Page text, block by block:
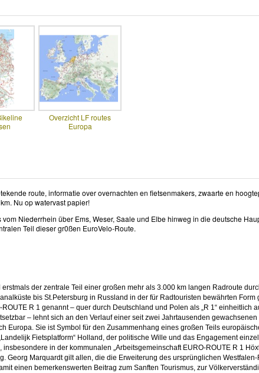
Overzicht LF routes
Europa
route, informatie over overnachten en fietsenmakers, zwaarte en
Nu op watervast papier!
Niederrhein über Ems, Weser, Saale und Elbe hinweg in die deutsche
Teil dieser gr0ßen EuroVelo-Route.
der zentrale Teil einer großen mehr als 3.000 km langen Radroute
bis St.Petersburg in Russland in der für Radtouristen bewährten
R 1 genannt – quer durch Deutschland und Polen als „R 1“ einheitlich
– lehnt sich an den Verlauf einer seit zwei Jahrtausenden
Europa. Sie ist Symbol für den Zusammenhang eines großen Teils
Fietsplatform“ Holland, der politische Wille und das Engagement
in der kommunalen „Arbeitsgemeinschaft EURO-ROUTE R 1
Georg Marquardt gilt allen, die die Erweiterung des ursprünglichen
einen bemerkenswerten Beitrag zum Sanften Tourismus, zur